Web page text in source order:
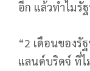
อีก แล้วทำไมรั
“2 เดือนของรั
แลนด์บริดจ์ ที่